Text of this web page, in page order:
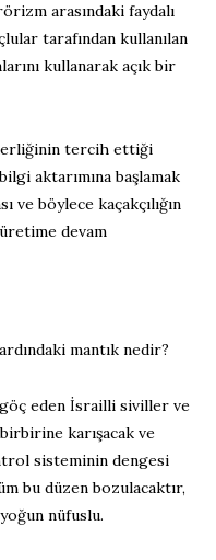
arasındaki faydalı
tarafından kullanılan
kullanarak açık bir
tercih ettiği
aktarımına başlamak
böylece kaçakçılığın
devam
mantık nedir?
göç eden İsrailli siviller ve
karışacak ve
sisteminin dengesi
bu düzen bozulacaktır,
nüfuslu.